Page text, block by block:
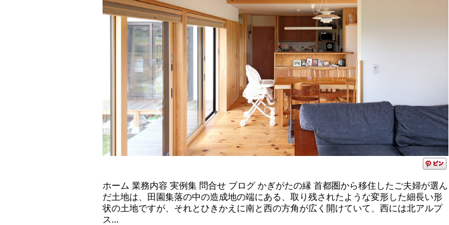
ホーム 業務内容 実例集 問合せ ブログ かぎがたの縁 首都圏から移住したご夫婦が選ん
だ土地は、田園集落の中の造成地の端にある、取り残されたような変形した細長い形
状の土地ですが、それとひきかえに南と西の方角が広く開けていて、西には北アルプ
ス...